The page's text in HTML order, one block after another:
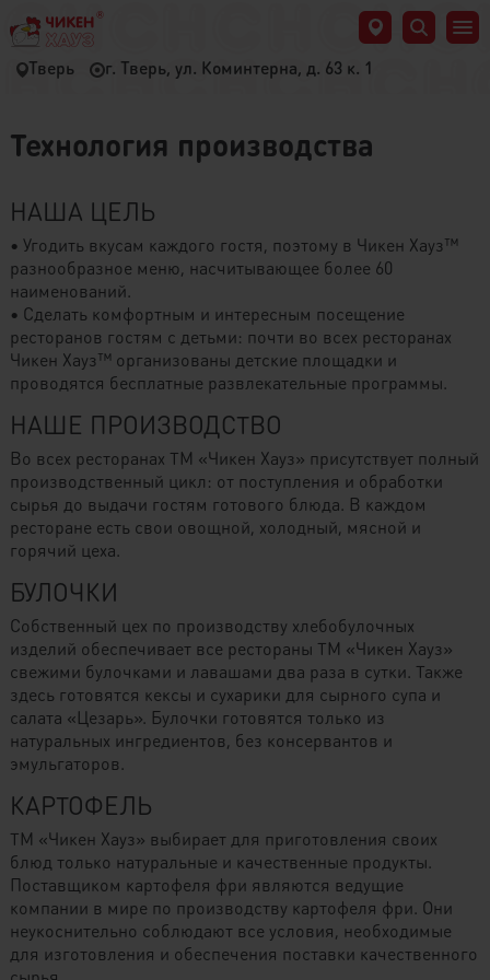
Тверь г. Тверь, ул. Коминтерна, д. 63 к. 1
Технология производства
НАША ЦЕЛЬ
• Угодить вкусам каждого гостя, поэтому в Чикен Хауз™
разнообразное меню, насчитывающее более 60
наименований.
• Сделать комфортным и интересным посещение
ресторанов гостям с детьми: почти во всех ресторанах
Чикен Хауз™ организованы детские площадки и
проводятся бесплатные развлекательные программы.
НАШЕ ПРОИЗВОДСТВО
Во всех ресторанах ТМ «Чикен Хауз» присутствует полный
производственный цикл: от поступления и обработки
сырья до выдачи гостям готового блюда. В каждом
ресторане есть свои овощной, холодный, мясной и
горячий цеха.
БУЛОЧКИ
Собственный цех по производству хлебобулочных
изделий обеспечивает все рестораны ТМ «Чикен Хауз»
свежими булочками и лавашами два раза в сутки. Также
здесь готовятся кексы и сухарики для сырного супа и
салата «Цезарь». Булочки готовятся только из
натуральных ингредиентов, без консервантов и
эмульгаторов.
КАРТОФЕЛЬ
ТМ «Чикен Хауз» выбирает для приготовления своих
блюд только натуральные и качественные продукты.
Поставщиком картофеля фри являются ведущие
компании в мире по производству картофеля фри. Они
неукоснительно соблюдают все условия, необходимые
для изготовления и обеспечения поставки качественного